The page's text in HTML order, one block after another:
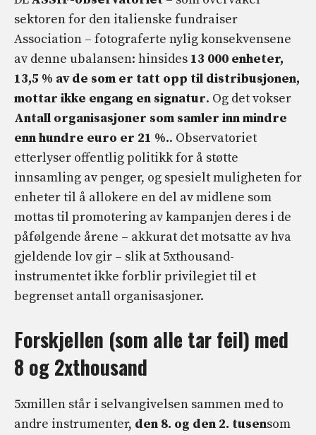
sektoren for den italienske fundraiser
Association – fotograferte nylig konsekvensene
av denne ubalansen: hinsides 13 000 enheter,
13,5 % av de som er tatt opp til distribusjonen,
mottar ikke engang en signatur. Og det vokser
Antall organisasjoner som samler inn mindre
enn hundre euro er 21 %.. Observatoriet
etterlyser offentlig politikk for å støtte
innsamling av penger, og spesielt muligheten for
enheter til å allokere en del av midlene som
mottas til promotering av kampanjen deres i de
påfølgende årene – akkurat det motsatte av hva
gjeldende lov gir – slik at 5xthousand-
instrumentet ikke forblir privilegiet til et
begrenset antall organisasjoner.
Forskjellen (som alle tar feil) med
8 og 2xthousand
5xmillen står i selvangivelsen sammen med to
andre instrumenter, den 8. og den 2. tusensom